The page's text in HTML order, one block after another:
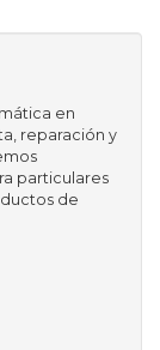
en
reparación y
particulares
de